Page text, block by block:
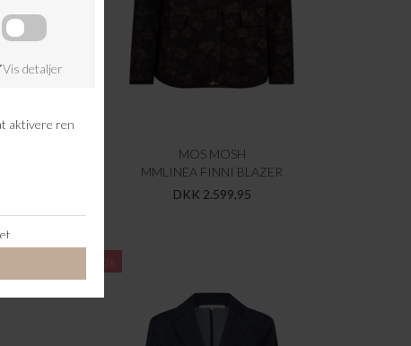
MOS MOSH
MMLINEA FINNI BLAZER
DKK 2.599,95